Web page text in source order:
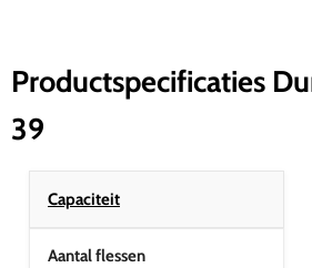
Productspecificaties
39
Capaciteit
Aantal flessen